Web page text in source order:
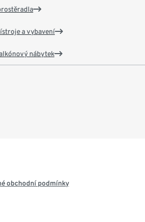
a vybavení
nábytek
obchodní podmínky